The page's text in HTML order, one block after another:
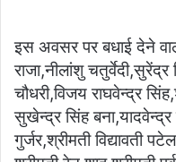
इस अवसर पर बधाई देने
राजा,नीलांशु
चौधरी,विजय राघवेन्द्र
सुखेन्द्र सिंह बना,यादवेन्द्र
गुर्जर,श्रीमती विद्यावती